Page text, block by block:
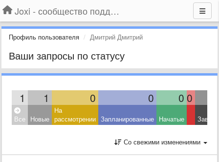
Joxi - сообщество поддержки
Профиль пользователя Дмитрий Дмитрий
Ваши запросы по статусу
1 1 0 0 0 0
Все Новые
На
рассмотрении Запланированные Начатые
Со свежими изменениями